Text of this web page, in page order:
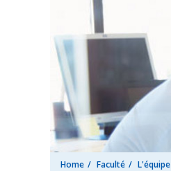
Home Faculté L'équipe